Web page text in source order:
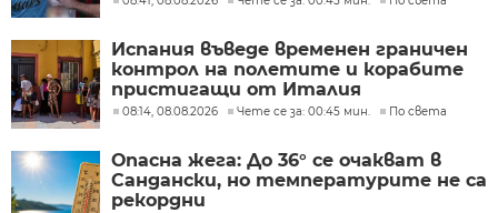
Испания въведе временен граничен
контрол на полетите и корабите
пристигащи от Италия
08:14, 08.08.2026 Чете се за: 00:45 мин. По света
Опасна жега: До 36° се очакват в
Сандански, но температурите не са
рекордни